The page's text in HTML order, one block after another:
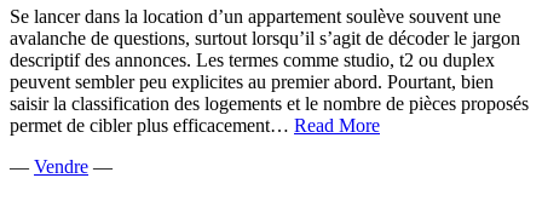
Se lancer dans la location d’un appartement soulève souvent une
avalanche de questions, surtout lorsqu’il s’agit de décoder le jargon
descriptif des annonces. Les termes comme studio, t2 ou duplex
peuvent sembler peu explicites au premier abord. Pourtant, bien
saisir la classification des logements et le nombre de pièces proposés
permet de cibler plus efficacement… Read MoreComprendre
— Vendre —